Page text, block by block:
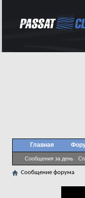
Главная
Сообщения за день
Сообщение форума